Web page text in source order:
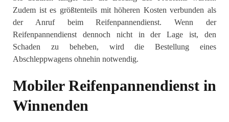
Zudem ist es größtenteils mit höheren Kosten verbunden als
der Anruf beim Reifenpannendienst. Wenn der
Reifenpannendienst dennoch nicht in der Lage ist, den
Schaden zu beheben, wird die Bestellung eines
Abschleppwagens ohnehin notwendig.
Mobiler Reifenpannendienst in
Winnenden